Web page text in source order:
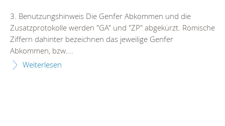
3. Benutzungshinweis Die Genfer Abkommen und die
Zusatzprotokolle werden "GA" und "ZP" abgekürzt. Römische
Ziffern dahinter bezeichnen das jeweilige Genfer
Abkommen, bzw....
Weiterlesen